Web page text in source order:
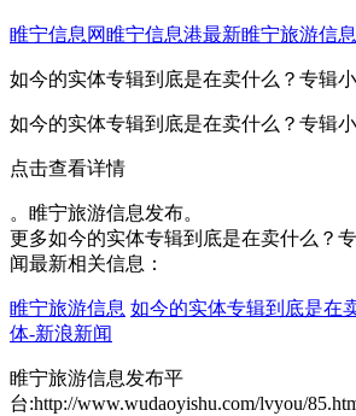
睢宁信息网睢宁信息港最新睢宁旅游信
如今的实体专辑到底是在卖什么？专辑
如今的实体专辑到底是在卖什么？专辑
点击查看详情
。睢宁旅游信息发布。
更多如今的实体专辑到底是在卖什么？
闻最新相关信息：
睢宁旅游信息 如今的实体专辑到底是在
体-新浪新闻
睢宁旅游信息发布平
台:http://www.wudaoyishu.com/lvyou/